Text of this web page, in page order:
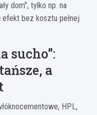
dom”, tylko np. na
bez kosztu pełnej
sucho”:
a
HPL,